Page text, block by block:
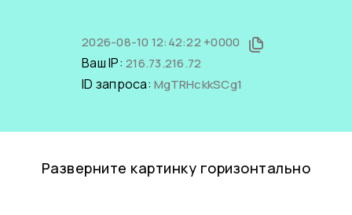
2026-08-10 12:42:22 +0000
Ваш IP: 216.73.216.72
ID запроса: MgTRHckkSCg1
Разверните картинку горизонтально